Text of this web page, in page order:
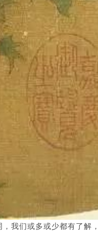
我们或多或少都有了解